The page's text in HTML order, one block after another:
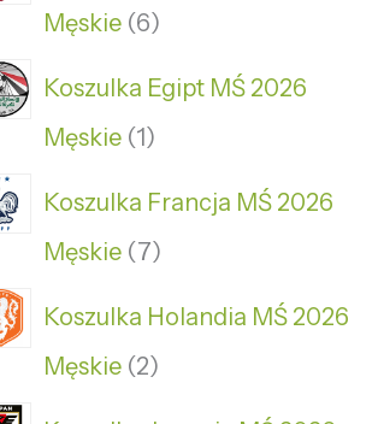
Męskie 6
Koszulka Egipt MŚ 2026
Męskie 1
Koszulka Francja MŚ 2026
Męskie 7
Koszulka Holandia MŚ 2026
Męskie 2